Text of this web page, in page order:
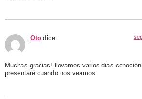
Oto dice:
Muchas gracias! llevamos varios dias
presentaré cuando nos veamos.